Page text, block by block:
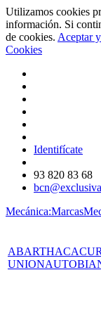
Utilizamos cookies
información. Si
de cookies. Aceptar
Cookies
Identifícate
93 820 83 68
Mecánica:Marcas
ABARTHAC
UNION